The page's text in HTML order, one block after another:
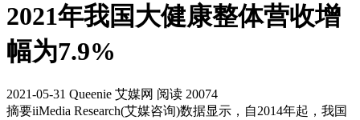
2021年我国大健康整体营收增
幅为7.9%
2021-05-31 Queenie 艾媒网 阅读 20074
摘要iiMedia Research(艾媒咨询)数据显示，自2014年起，我国